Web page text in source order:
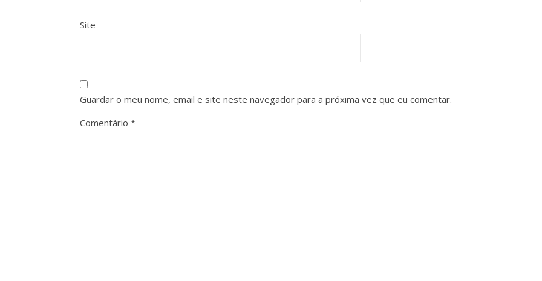
Site
Guardar o meu nome, email e site neste navegador para a próxima vez que eu comentar.
Comentário *